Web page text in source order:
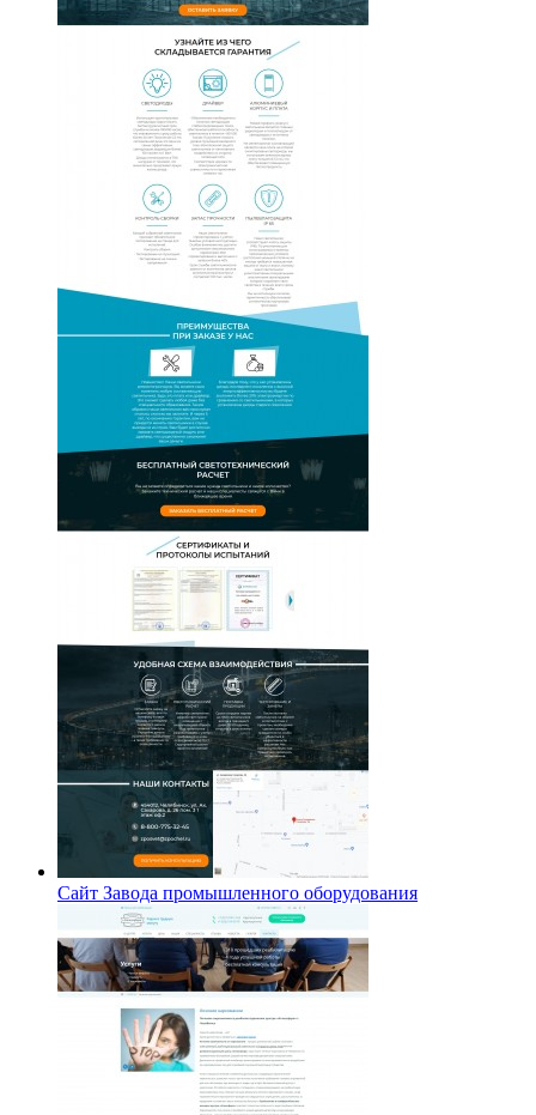
Сайт Завода промышленного оборудования